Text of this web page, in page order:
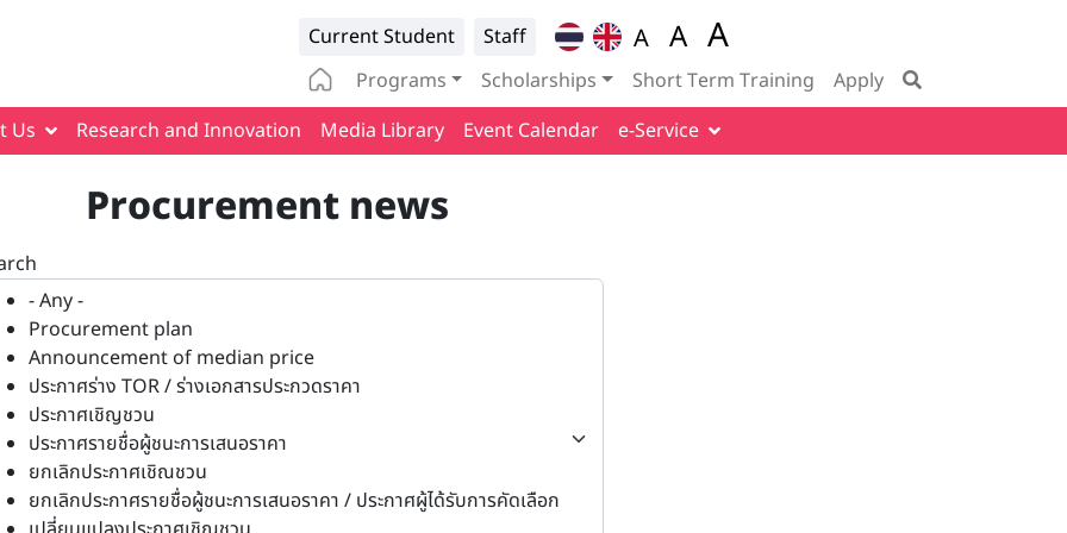
Infomation for
Current Student Staff
A
Set font size to 100%
A
Set font size to 125%
A
Set font size to 150%
Main navigation
Programs Scholarships Short Term Training
Apply
Us Research and Innovation Media Library Event Calendar e-Service
Procurement news
- Any -
Procurement plan
Announcement of median price
ประกาศร่าง TOR / ร่างเอกสารประกวดราคา
ประกาศเชิญชวน
ประกาศรายชื่อผู้ชนะการเสนอราคา
ยกเลิกประกาศเชิณชวน
ยกเลิกประกาศรายชื่อผู้ชนะการเสนอราคา / ประกาศผู้ได้รับการคัดเลือก